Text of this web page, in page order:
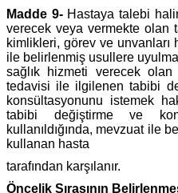
Madde 9-Hastaya talebi
verecek veya vermekte olan
kimlikleri, görev ve unvanları
ile belirlenmiş usullere
sağlık hizmeti verecek
tedavisi ile ilgilenen tabibi
konsültasyonunu istemek
tabibi değiştirme ve
kullanıldığında, mevzuat ile
kullanan hasta
tarafından karşılanır.
Öncelik Sırasının